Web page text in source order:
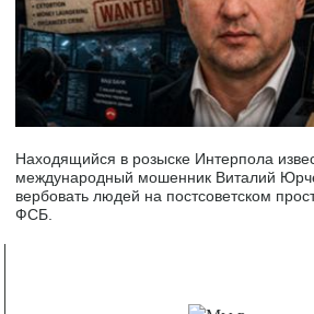
Находящийся в розыске Интерпола
международный мошенник Виталий
вербовать людей на постсоветском
ФСБ.